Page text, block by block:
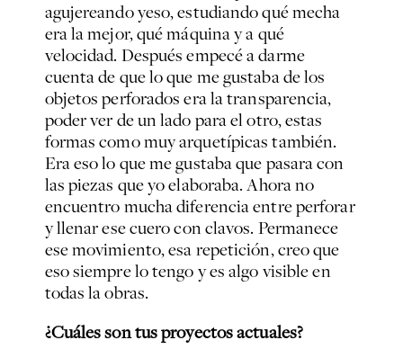
agujereando yeso, estudiando qué mecha
era la mejor, qué máquina y a qué
velocidad. Después empecé a darme
cuenta de que lo que me gustaba de los
objetos perforados era la transparencia,
poder ver de un lado para el otro, estas
formas como muy arquetípicas también.
Era eso lo que me gustaba que pasara con
las piezas que yo elaboraba. Ahora no
encuentro mucha diferencia entre perforar
y llenar ese cuero con clavos. Permanece
ese movimiento, esa repetición, creo que
eso siempre lo tengo y es algo visible en
todas la obras.
¿Cuáles son tus proyectos actuales?